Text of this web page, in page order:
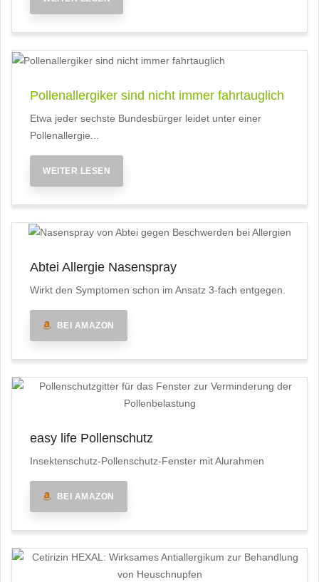
Pollenallergiker sind nicht immer fahrtauglich
Etwa jeder sechste Bundesbürger leidet unter einer
Pollenallergie...
WEITER LESEN
Abtei Allergie Nasenspray
Wirkt den Symptomen schon im Ansatz 3-fach entgegen.
BEI AMAZON
easy life Pollenschutz
Insektenschutz-Pollenschutz-Fenster mit Alurahmen
BEI AMAZON